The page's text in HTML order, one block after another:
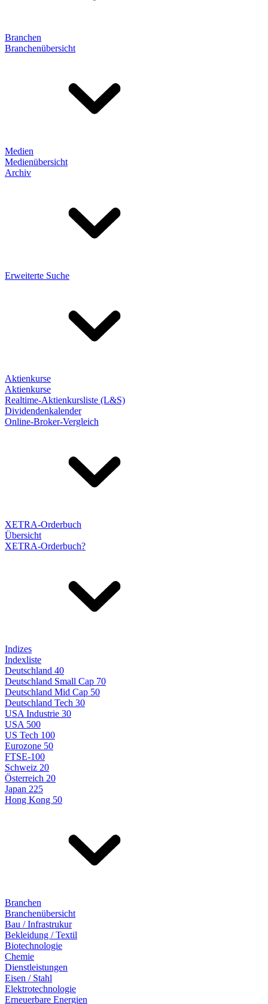
Branchen
Branchenübersicht
Medien
Medienübersicht
Archiv
Erweiterte Suche
Aktienkurse
Aktienkurse
Realtime-Aktienkursliste (L&S)
Dividendenkalender
Online-Broker-Vergleich
XETRA-Orderbuch
Übersicht
XETRA-Orderbuch?
Indizes
Indexliste
Deutschland 40
Deutschland Small Cap 70
Deutschland Mid Cap 50
Deutschland Tech 30
USA Industrie 30
USA 500
US Tech 100
Eurozone 50
FTSE-100
Schweiz 20
Österreich 20
Japan 225
Hong Kong 50
Branchen
Branchenübersicht
Bau / Infrastrukur
Bekleidung / Textil
Biotechnologie
Chemie
Dienstleistungen
Eisen / Stahl
Elektrotechnologie
Erneuerbare Energien